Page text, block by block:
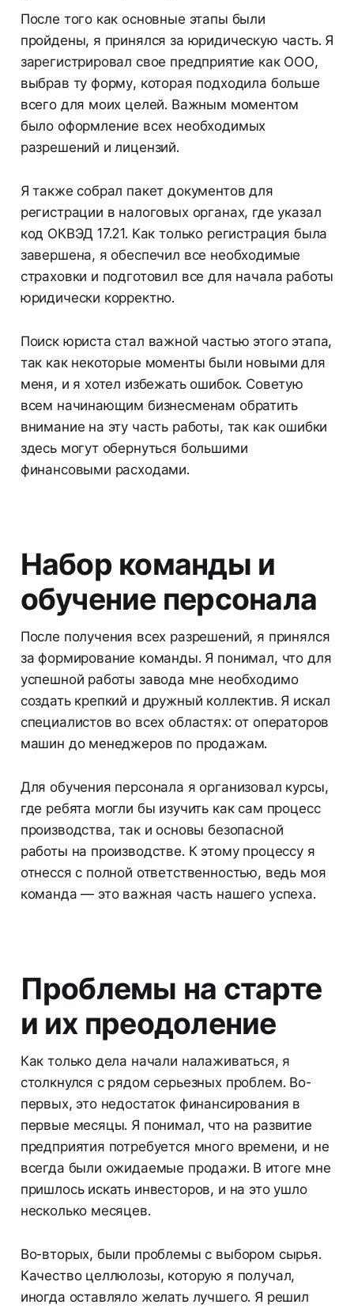
После того как основные этапы были
пройдены, я принялся за юридическую часть. Я
зарегистрировал свое предприятие как ООО,
выбрав ту форму, которая подходила больше
всего для моих целей. Важным моментом
было оформление всех необходимых
разрешений и лицензий.
Я также собрал пакет документов для
регистрации в налоговых органах, где указал
код ОКВЭД 17.21. Как только регистрация была
завершена, я обеспечил все необходимые
страховки и подготовил все для начала работы
юридически корректно.
Поиск юриста стал важной частью этого этапа,
так как некоторые моменты были новыми для
меня, и я хотел избежать ошибок. Советую
всем начинающим бизнесменам обратить
внимание на эту часть работы, так как ошибки
здесь могут обернуться большими
финансовыми расходами.
Набор команды и
обучение персонала
После получения всех разрешений, я принялся
за формирование команды. Я понимал, что для
успешной работы завода мне необходимо
создать крепкий и дружный коллектив. Я искал
специалистов во всех областях: от операторов
машин до менеджеров по продажам.
Для обучения персонала я организовал курсы,
где ребята могли бы изучить как сам процесс
производства, так и основы безопасной
работы на производстве. К этому процессу я
отнесся с полной ответственностью, ведь моя
команда — это важная часть нашего успеха.
Проблемы на старте
и их преодоление
Как только дела начали налаживаться, я
столкнулся с рядом серьезных проблем. Во-
первых, это недостаток финансирования в
первые месяцы. Я понимал, что на развитие
предприятия потребуется много времени, и не
всегда были ожидаемые продажи. В итоге мне
пришлось искать инвесторов, и на это ушло
несколько месяцев.
Во-вторых, были проблемы с выбором сырья.
Качество целлюлозы, которую я получал,
иногда оставляло желать лучшего. Я решил